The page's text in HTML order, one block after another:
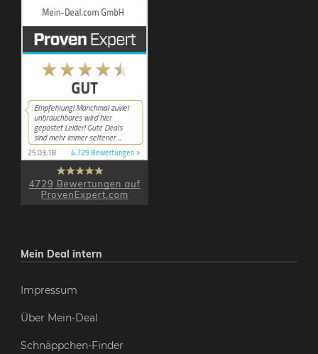
Mein Deal intern
Impressum
Über Mein-Deal
Schnäppchen-Finder